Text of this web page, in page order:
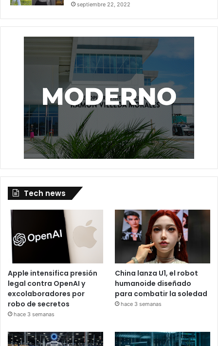
septiembre 22, 2022
Tech news
Apple intensifica presión
legal contra OpenAI y
excolaboradores por
robo de secretos
hace 3 semanas
China lanza U1, el robot
humanoide diseñado
para combatir la soledad
hace 3 semanas